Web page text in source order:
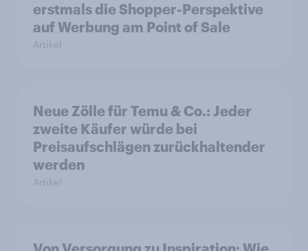
erstmals die Shopper-Perspektive
auf Werbung am Point of Sale
Artikel
Neue Zölle für Temu & Co.: Jeder
zweite Käufer würde bei
Preisaufschlägen zurückhaltender
werden
Artikel